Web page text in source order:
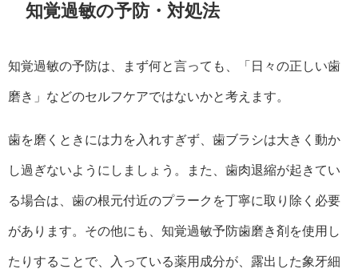
知覚過敏の予防・対処法
知覚過敏の予防は、まず何と言っても、「日々の正しい歯
磨き」などのセルフケアではないかと考えます。
歯を磨くときには力を入れすぎず、歯ブラシは大きく動か
し過ぎないようにしましょう。また、歯肉退縮が起きてい
る場合は、歯の根元付近のプラークを丁寧に取り除く必要
があります。その他にも、知覚過敏予防歯磨き剤を使用し
たりすることで、入っている薬用成分が、露出した象牙細